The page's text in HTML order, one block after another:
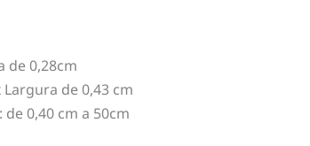
de 0,28cm
de 0,43 cm
0,40 cm a 50cm